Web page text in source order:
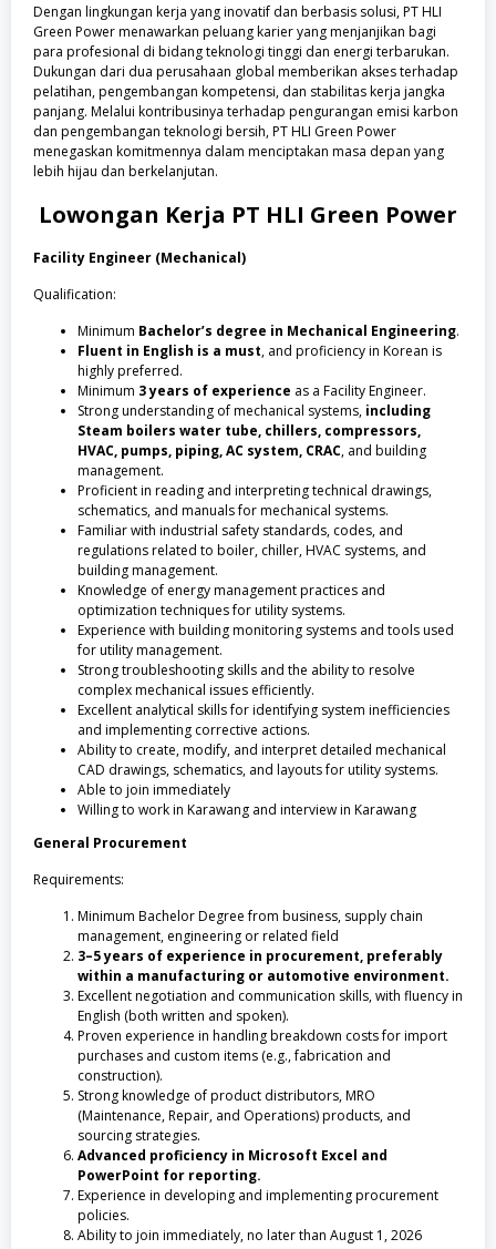
Dengan lingkungan kerja yang inovatif dan berbasis solusi, PT HLI
Green Power menawarkan peluang karier yang menjanjikan bagi
para profesional di bidang teknologi tinggi dan energi terbarukan.
Dukungan dari dua perusahaan global memberikan akses terhadap
pelatihan, pengembangan kompetensi, dan stabilitas kerja jangka
panjang. Melalui kontribusinya terhadap pengurangan emisi karbon
dan pengembangan teknologi bersih, PT HLI Green Power
menegaskan komitmennya dalam menciptakan masa depan yang
lebih hijau dan berkelanjutan.
Lowongan Kerja PT HLI Green Power
Facility Engineer (Mechanical)
Qualification:
Minimum Bachelor’s degree in Mechanical Engineering.
Fluent in English is a must, and proficiency in Korean is
highly preferred.
Minimum 3 years of experience as a Facility Engineer.
Strong understanding of mechanical systems, including
Steam boilers water tube, chillers, compressors,
HVAC, pumps, piping, AC system, CRAC, and building
management.
Proficient in reading and interpreting technical drawings,
schematics, and manuals for mechanical systems.
Familiar with industrial safety standards, codes, and
regulations related to boiler, chiller, HVAC systems, and
building management.
Knowledge of energy management practices and
optimization techniques for utility systems.
Experience with building monitoring systems and tools used
for utility management.
Strong troubleshooting skills and the ability to resolve
complex mechanical issues efficiently.
Excellent analytical skills for identifying system inefficiencies
and implementing corrective actions.
Ability to create, modify, and interpret detailed mechanical
CAD drawings, schematics, and layouts for utility systems.
Able to join immediately
Willing to work in Karawang and interview in Karawang
General Procurement
Requirements:
Minimum Bachelor Degree from business, supply chain
management, engineering or related field
3–5 years of experience in procurement, preferably
within a manufacturing or automotive environment.
Excellent negotiation and communication skills, with fluency in
English (both written and spoken).
Proven experience in handling breakdown costs for import
purchases and custom items (e.g., fabrication and
construction).
Strong knowledge of product distributors, MRO
(Maintenance, Repair, and Operations) products, and
sourcing strategies.
Advanced proficiency in Microsoft Excel and
PowerPoint for reporting.
Experience in developing and implementing procurement
policies.
Ability to join immediately, no later than August 1, 2026